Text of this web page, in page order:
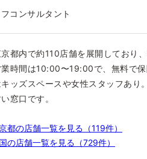
コンサルタント
都内で約110店舗を展開しており
時間は10:00〜19:00で、無料で
ッズスペースや女性スタッフあり
窓口です。
都の店舗一覧を見る（119件）
の店舗一覧を見る（729件）